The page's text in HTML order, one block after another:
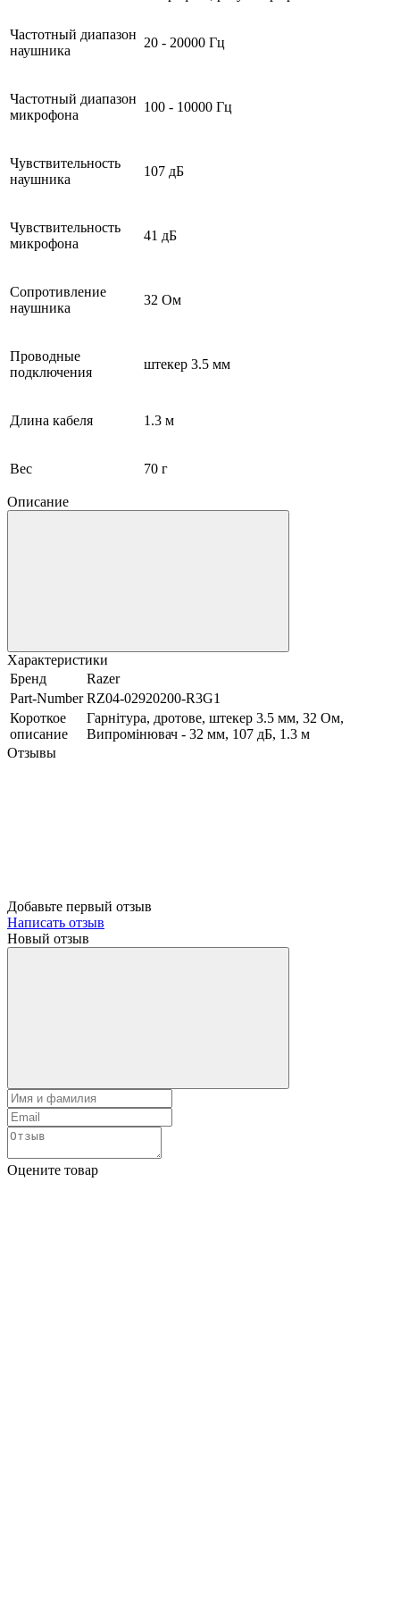
Частотный диапазон
наушника
20 - 20000 Гц
Частотный диапазон
микрофона
100 - 10000 Гц
Чувствительность
наушника
107 дБ
Чувствительность
микрофона
41 дБ
Сопротивление
наушника
32 Ом
Проводные
подключения
штекер 3.5 мм
Длина кабеля 1.3 м
Вес 70 г
Описание
Характеристики
Бренд
Razer
Part-Number RZ04-02920200-R3G1
Короткое
описание
Гарнітура, дротове, штекер 3.5 мм, 32 Ом,
Випромінювач - 32 мм, 107 дБ, 1.3 м
Отзывы
Добавьте первый отзыв
Написать отзыв
Новый отзыв
Оцените товар